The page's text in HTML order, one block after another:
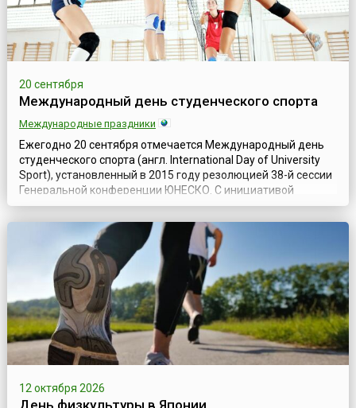
20 сентября
Международный день студенческого спорта
Международные праздники
Ежегодно 20 сентября отмечается Международный день
студенческого спорта (англ. International Day of University
Sport), установленный в 2015 году резолюцией 38-й сессии
Генеральной конференции ЮНЕСКО. С инициативой
учреждения такого Дня выступил Российский
студенческий спортивный союз, которая была поддержана
Международной федерацией студенческого спорта (FISU),
а затем и установлена ЮНЕСКО. За...
12 октября 2026